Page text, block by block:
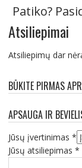
Patiko?
Atsiliepimai
Atsiliepimų dar
BŪKITE PIRMAS
APSAUGA IR
Jūsų įvertinimas *
Jūsų atsiliepimas *